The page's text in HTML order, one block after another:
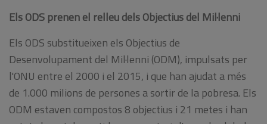
Els ODS prenen el relleu dels Objectius del Mil·lenni
Els ODS substitueixen els Objectius de
Desenvolupament del Mil·lenni (ODM), impulsats per
l'ONU entre el 2000 i el 2015, i que han ajudat a més
de 1.000 milions de persones a sortir de la pobresa. Els
ODM estaven compostos 8 objectius i 21 metes i han